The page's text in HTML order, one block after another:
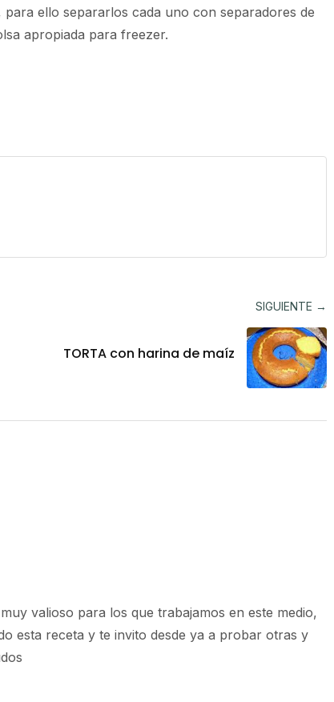
ello separarlos cada uno con separadores de
apropiada para freezer.
SIGUIENTE →
TORTA con harina de maíz
valioso para los que trabajamos en este medio,
esta receta y te invito desde ya a probar otras y